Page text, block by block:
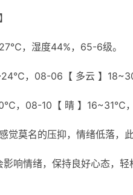
，湿度44%，65-6级。
，08-06【 多云 】
，08-10【 晴 】16~31℃
觉莫名的压抑，情绪低落，
响情绪，保持良好心态，轻